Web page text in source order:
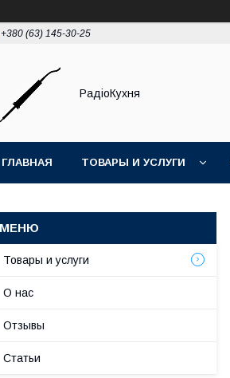
+380 (63) 145-30-25
РадіоКухня
ГЛАВНАЯ ТОВАРЫ И УСЛУГИ
Товары и услуги
О нас
Отзывы
Статьи